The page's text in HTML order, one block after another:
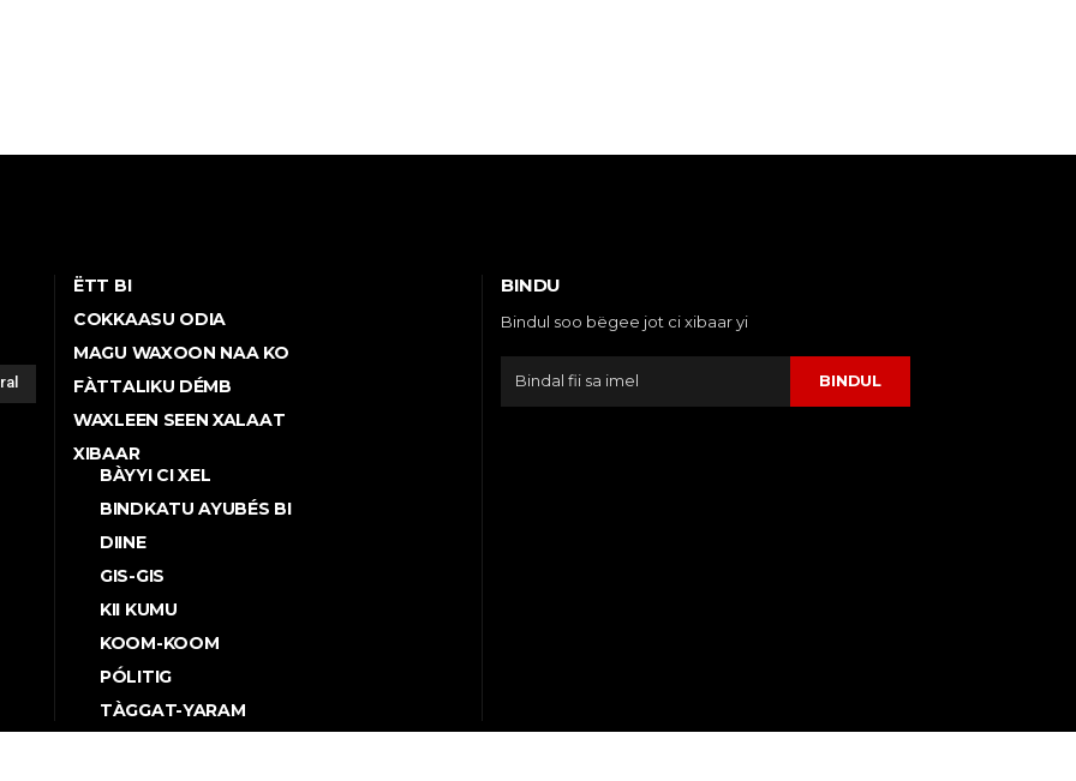
ËTT BI
COKKAASU ODIA
MAGU WAXOON NAA KO
FÀTTALIKU DÉMB
WAXLEEN SEEN XALAAT
XIBAAR
BÀYYI CI XEL
BINDKATU AYUBÉS BI
DIINE
GIS-GIS
KII KUMU
KOOM-KOOM
PÓLITIG
TÀGGAT-YARAM
BINDU
Bindul soo bëgee jot ci xibaar yi
BINDUL